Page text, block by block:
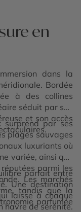
en
dans la
Bordée
à des collines
séduit par son
et son accès
surprend par ses
plages sauvages
luxuriants où
variée, ainsi que
parmi les
Les marchés
tandis que la
parfumée
parfait entre
Une destination
laisse à chaque
havre de sérénité.